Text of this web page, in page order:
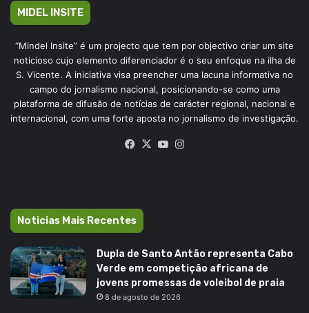
MIDEL INSITE
“Mindel Insite” é um projecto que tem por objectivo criar um site
noticioso cujo elemento diferenciador é o seu enfoque na ilha de
S. Vicente. A iniciativa visa preencher uma lacuna informativa no
campo do jornalismo nacional, posicionando-se como uma
plataforma de difusão de notícias de carácter regional, nacional e
internacional, com uma forte aposta no jornalismo de investigação.
Facebook
X YouTube
Noticias Mais Recentes
Dupla de Santo Antão representa Cabo
Verde em competição africana de
jovens promessas de voleibol de praia
8 de agosto de 2026